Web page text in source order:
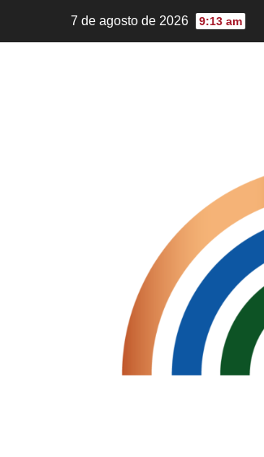
7 de agosto de 2026 9:13 am